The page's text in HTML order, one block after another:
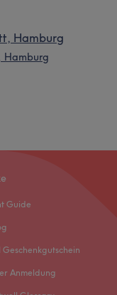
Hamburg
Hamburg
Guide
Anmeldung